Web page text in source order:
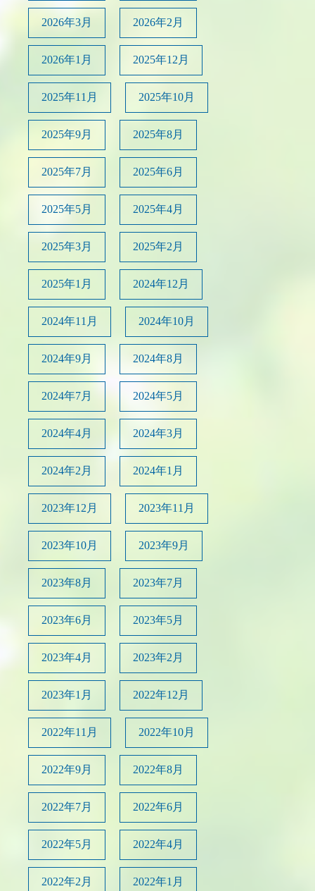
2026年3月 2026年2月
2026年1月 2025年12月
2025年11月 2025年10月
2025年9月 2025年8月
2025年7月 2025年6月
2025年5月 2025年4月
2025年3月 2025年2月
2025年1月 2024年12月
2024年11月 2024年10月
2024年9月 2024年8月
2024年7月 2024年5月
2024年4月 2024年3月
2024年2月 2024年1月
2023年12月 2023年11月
2023年10月 2023年9月
2023年8月 2023年7月
2023年6月 2023年5月
2023年4月 2023年2月
2023年1月 2022年12月
2022年11月 2022年10月
2022年9月 2022年8月
2022年7月 2022年6月
2022年5月 2022年4月
2022年2月 2022年1月